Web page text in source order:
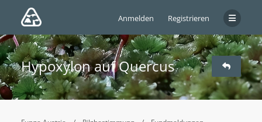
Anmelden Registrieren
Hypoxylon auf Quercus